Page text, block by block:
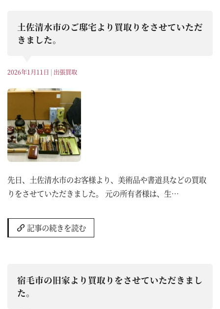
土佐清水市のご邸宅より買取りをさせていただ
きました。
2026年1月11日 | 出張買取
先日、土佐清水市のお客様より、美術品や書道具などの買取
りをさせていただきました。 元の所有者様は、生…
記事の続きを読む
宿毛市の旧家より買取りをさせていただきまし
た。